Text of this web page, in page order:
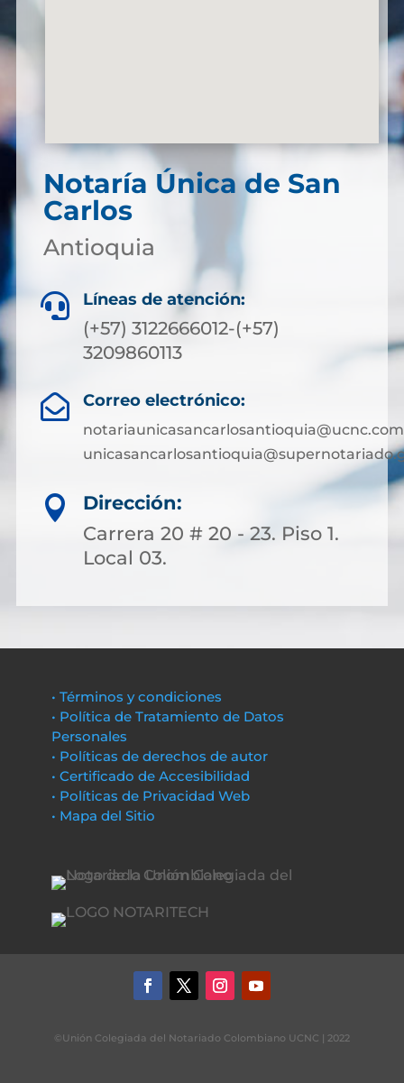
Notaría Única de San
Carlos
Antioquia
 Líneas de atención:
(+57) 3122666012-(+57)
3209860113
 Correo electrónico:

Dirección:
Carrera 20 # 20 - 23. Piso 1.
Local 03.
• Términos y condiciones
• Política de Tratamiento de Datos
Personales
• Políticas de derechos de autor
• Certificado de Accesibilidad
• Políticas de Privacidad Web
• Mapa del Sitio
©Unión Colegiada del Notariado Colombiano UCNC | 2022